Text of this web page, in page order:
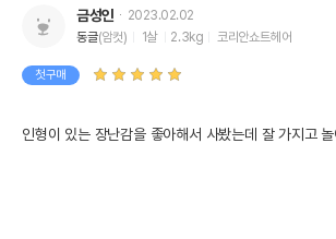
금성인
2023.02.02
동글(암컷) 1살 2.3kg 코리안쇼트헤어
첫구매
인형이 있는 장난감을 좋아해서 사봤는데 잘 가지고